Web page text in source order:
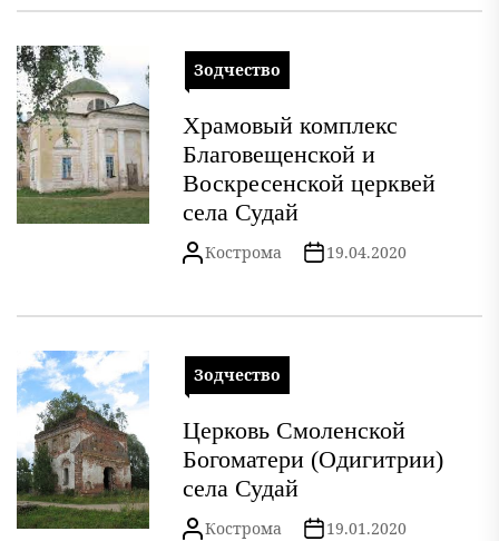
Зодчество
Храмовый комплекс
Благовещенской и
Воскресенской церквей
села Судай
Кострома 19.04.2020
Зодчество
Церковь Смоленской
Богоматери (Одигитрии)
села Судай
Кострома 19.01.2020